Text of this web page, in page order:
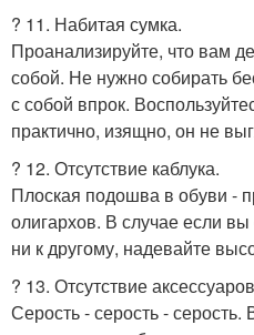
? 11. Набитая сумка.
Проанализируйте, что вам
собой. Не нужно собирать
с собой впрок.
практично, изящно, он не
? 12. Отсутствие каблука.
Плоская подошва в обуви -
олигархов. В случае если
ни к другому, надевайте
? 13. Отсутствие
Серость - серость -